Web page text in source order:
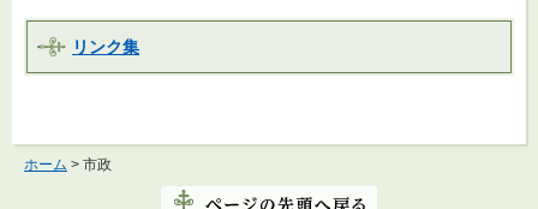
リンク集
ホーム > 市政